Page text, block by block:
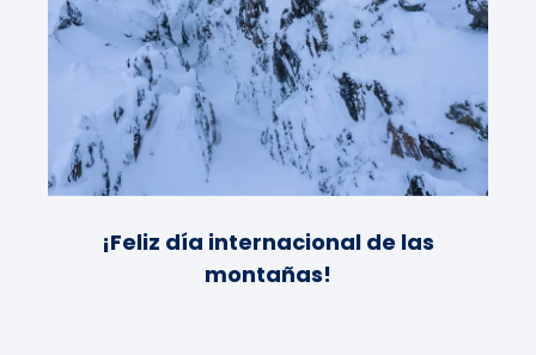
¡Feliz día internacional de las
montañas!